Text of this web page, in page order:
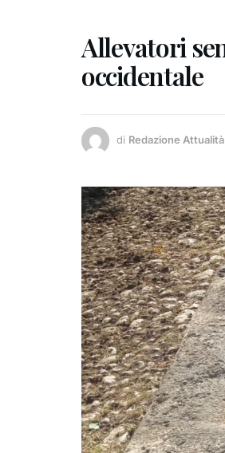
Allevatori
occidentale
di Redazione Attualità